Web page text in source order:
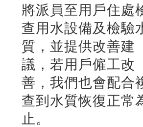
將派員至用戶住處
查用水設備及檢驗
質，並提供改善建
議，若用戶僱工改
善，我們也會配合
查到水質恢復正常
止。